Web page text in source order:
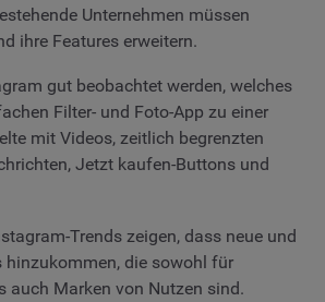
Unternehmen müssen
ihre Features erweitern.
gut beobachtet werden, welches
Filter- und Foto-App zu einer
mit Videos, zeitlich begrenzten
Jetzt kaufen-Buttons und
Trends zeigen, dass neue und
hinzukommen, die sowohl für
auch Marken von Nutzen sind.